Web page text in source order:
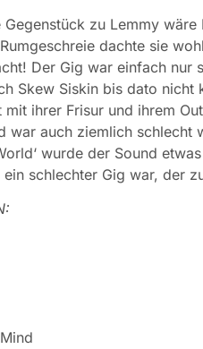
Gegenstück zu Lemmy
dachte sie
Der Gig war einfach nur
Skew Siskin bis dato
mit ihrer Frisur und ihrem
war auch ziemlich
wurde der Sound
schlechter Gig war, der